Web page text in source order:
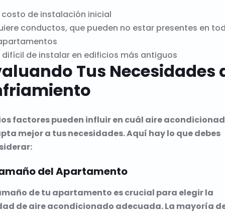
de instalación inicial
conductos, que pueden no estar presentes en
difícil de instalar en edificios más antiguos
Tus Necesidades
factores pueden influir en cuál aire
mejor a tus necesidades. Aquí hay lo que debes
del Apartamento
de tu apartamento es crucial para elegir la
de aire acondicionado adecuada. La mayoría